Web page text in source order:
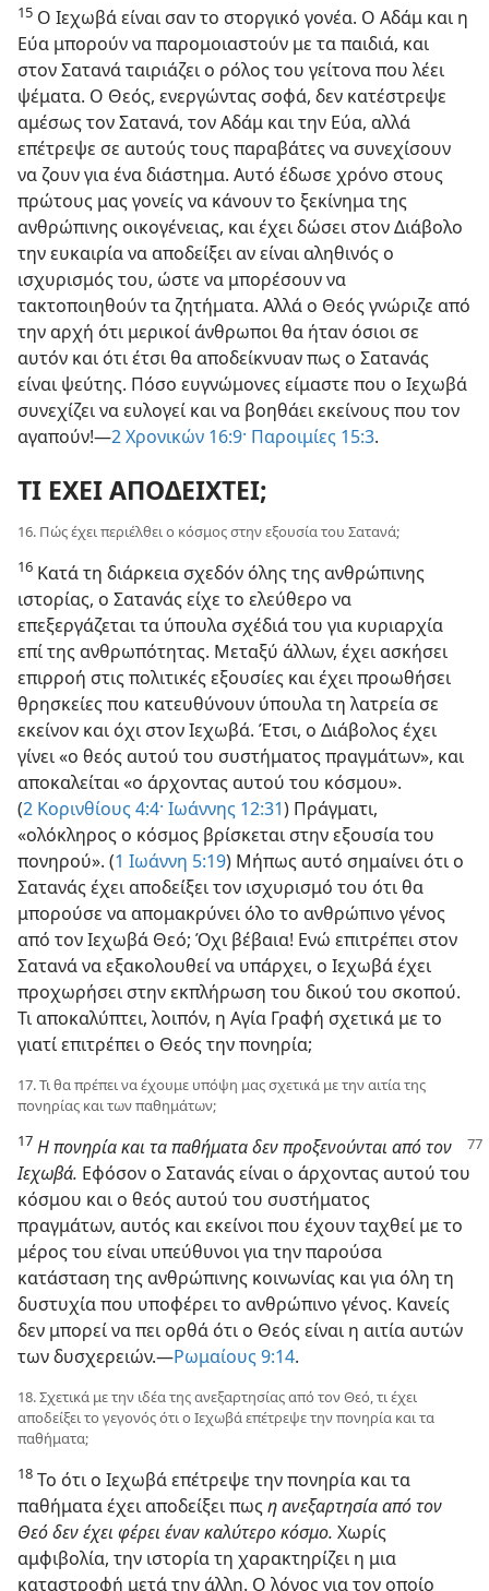
15 Ο Ιεχωβά είναι σαν το στοργικό γονέα. Ο Αδάμ και η
Εύα μπορούν να παρομοιαστούν με τα παιδιά, και
στον Σατανά ταιριάζει ο ρόλος του γείτονα που λέει
ψέματα. Ο Θεός, ενεργώντας σοφά, δεν κατέστρεψε
αμέσως τον Σατανά, τον Αδάμ και την Εύα, αλλά
επέτρεψε σε αυτούς τους παραβάτες να συνεχίσουν
να ζουν για ένα διάστημα. Αυτό έδωσε χρόνο στους
πρώτους μας γονείς να κάνουν το ξεκίνημα της
ανθρώπινης οικογένειας, και έχει δώσει στον Διάβολο
την ευκαιρία να αποδείξει αν είναι αληθινός ο
ισχυρισμός του, ώστε να μπορέσουν να
τακτοποιηθούν τα ζητήματα. Αλλά ο Θεός γνώριζε από
την αρχή ότι μερικοί άνθρωποι θα ήταν όσιοι σε
αυτόν και ότι έτσι θα αποδείκνυαν πως ο Σατανάς
είναι ψεύτης. Πόσο ευγνώμονες είμαστε που ο Ιεχωβά
συνεχίζει να ευλογεί και να βοηθάει εκείνους που τον
αγαπούν!—2 Χρονικών 16:9· Παροιμίες 15:3.
ΤΙ ΕΧΕΙ ΑΠΟΔΕΙΧΤΕΙ;
16. Πώς έχει περιέλθει ο κόσμος στην εξουσία του Σατανά;
16 Κατά τη διάρκεια σχεδόν όλης της ανθρώπινης
ιστορίας, ο Σατανάς είχε το ελεύθερο να
επεξεργάζεται τα ύπουλα σχέδιά του για κυριαρχία
επί της ανθρωπότητας. Μεταξύ άλλων, έχει ασκήσει
επιρροή στις πολιτικές εξουσίες και έχει προωθήσει
θρησκείες που κατευθύνουν ύπουλα τη λατρεία σε
εκείνον και όχι στον Ιεχωβά. Έτσι, ο Διάβολος έχει
γίνει «ο θεός αυτού του συστήματος πραγμάτων», και
αποκαλείται «ο άρχοντας αυτού του κόσμου».
(2 Κορινθίους 4:4· Ιωάννης 12:31) Πράγματι,
«ολόκληρος ο κόσμος βρίσκεται στην εξουσία του
πονηρού». (1 Ιωάννη 5:19) Μήπως αυτό σημαίνει ότι ο
Σατανάς έχει αποδείξει τον ισχυρισμό του ότι θα
μπορούσε να απομακρύνει όλο το ανθρώπινο γένος
από τον Ιεχωβά Θεό; Όχι βέβαια! Ενώ επιτρέπει στον
Σατανά να εξακολουθεί να υπάρχει, ο Ιεχωβά έχει
προχωρήσει στην εκπλήρωση του δικού του σκοπού.
Τι αποκαλύπτει, λοιπόν, η Αγία Γραφή σχετικά με το
γιατί επιτρέπει ο Θεός την πονηρία;
17. Τι θα πρέπει να έχουμε υπόψη μας σχετικά με την αιτία της
πονηρίας και των παθημάτων;
17 Η πονηρία και τα παθήματα δεν προξενούνται από τον
Ιεχωβά. Εφόσον ο Σατανάς είναι ο άρχοντας αυτού του
κόσμου και ο θεός αυτού του συστήματος
πραγμάτων, αυτός και εκείνοι που έχουν ταχθεί με το
μέρος του είναι υπεύθυνοι για την παρούσα
κατάσταση της ανθρώπινης κοινωνίας και για όλη τη
δυστυχία που υποφέρει το ανθρώπινο γένος. Κανείς
δεν μπορεί να πει ορθά ότι ο Θεός είναι η αιτία αυτών
των δυσχερειών.—Ρωμαίους 9:14.
18. Σχετικά με την ιδέα της ανεξαρτησίας από τον Θεό, τι έχει
αποδείξει το γεγονός ότι ο Ιεχωβά επέτρεψε την πονηρία και τα
παθήματα;
18 Το ότι ο Ιεχωβά επέτρεψε την πονηρία και τα
παθήματα έχει αποδείξει πως η ανεξαρτησία από τον
Θεό δεν έχει φέρει έναν καλύτερο κόσμο. Χωρίς
αμφιβολία, την ιστορία τη χαρακτηρίζει η μια
καταστροφή μετά την άλλη. Ο λόγος για τον οποίο